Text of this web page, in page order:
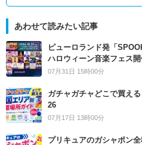
あわせて読みたい記事
ピューロランド発「
ハロウィーン音楽フェス開
07月31日 15時00分
ガチャガチャどこで買え
26
07月17日 13時00分
プリキュアのガシャポン